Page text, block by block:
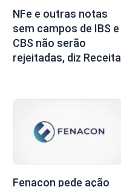
NFe e outras notas
sem campos de IBS e
CBS não serão
rejeitadas, diz Receita
Fenacon pede ação